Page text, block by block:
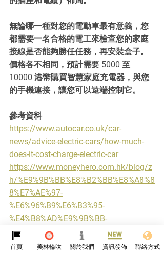
無論哪一種對您的電動車最有意義，您
都需要一名合格的電工來檢查您的家庭
接線是否能夠勝任任務，再安裝盒子。
價格各不相同，預計需要 5000 至
10000 港幣購買智慧家庭充電器，與您
的手機連接，讓您可以遠端控制它。
參考資料
https://www.autocar.co.uk/car-
news/advice-electric-cars/how-much-
does-it-cost-charge-electric-car
https://www.moneyhero.com.hk/blog/z
h/%E9%9B%BB%E8%B2%BB%E8%A8%8
8%E7%AE%97-
%E6%96%B9%E6%B3%95-
%E4%B8%AD%E9%9B%BB-
%E6%B8%AF%E7%87%88-
%E9%9B%BB%E8%B2%BB%E7%94%B3
首頁 美林輪呔 關於我們 資訊發佈 聯絡方式